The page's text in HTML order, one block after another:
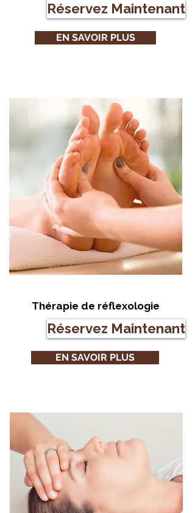
Réservez Maintenant
EN SAVOIR PLUS
Thérapie de réflexologie
Réservez Maintenant
EN SAVOIR PLUS